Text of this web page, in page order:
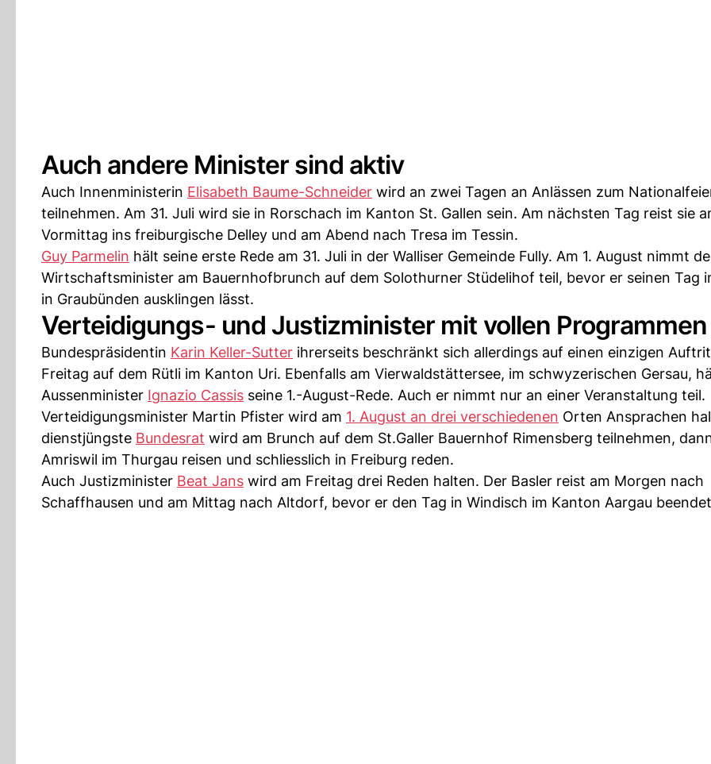
Auch andere Minister sind aktiv
Auch Innenministerin Elisabeth Baume-Schneider wird an zwei Tagen an Anlässen zum
teilnehmen. Am 31. Juli wird sie in Rorschach im Kanton St. Gallen sein. Am nächsten Tag reist sie
Vormittag ins freiburgische Delley und am Abend nach Tresa im Tessin.
Guy Parmelin hält seine erste Rede am 31. Juli in der Walliser Gemeinde Fully. Am 1. August nimmt
Wirtschaftsminister am Bauernhofbrunch auf dem Solothurner Stüdelihof teil, bevor er seinen Tag
in Graubünden ausklingen lässt.
Verteidigungs- und Justizminister mit vollen Programmen
Bundespräsidentin Karin Keller-Sutter ihrerseits beschränkt sich allerdings auf einen einzigen
Freitag auf dem Rütli im Kanton Uri. Ebenfalls am Vierwaldstättersee, im schwyzerischen Gersau,
Aussenminister Ignazio Cassis seine 1.-August-Rede. Auch er nimmt nur an einer Veranstaltung teil.
Verteidigungsminister Martin Pfister wird am 1. August an drei verschiedenen Orten Ansprachen
dienstjüngste Bundesrat wird am Brunch auf dem St.Galler Bauernhof Rimensberg teilnehmen,
Amriswil im Thurgau reisen und schliesslich in Freiburg reden.
Auch Justizminister Beat Jans wird am Freitag drei Reden halten. Der Basler reist am Morgen nach
Schaffhausen und am Mittag nach Altdorf, bevor er den Tag in Windisch im Kanton Aargau